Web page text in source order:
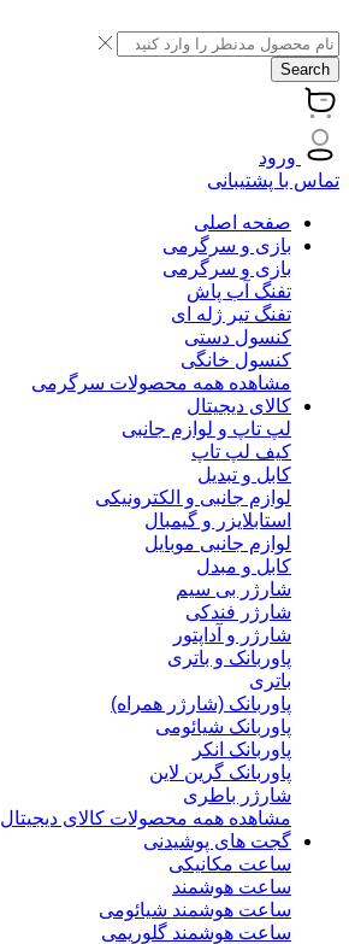
Search
ورود
تماس با پشتیبانی
صفحه اصلی
بازی و سرگرمی
بازی و سرگرمی
تفنگ آب پاش
تفنگ تیر ژله ای
کنسول دستی
کنسول خانگی
مشاهده همه محصولات سرگرمی
کالای دیجیتال
لپ تاپ و لوازم جانبی
کیف لپ تاپ
کابل و تبدیل
لوازم جانبی و الکترونیکی
استابلایزر و گیمبال
لوازم جانبی موبایل
کابل و مبدل
شارژر بی سیم
شارژر فندکی
شارژر و آداپتور
پاوربانک و باتری
باتری
پاوربانک (شارژر همراه)
پاوربانک شیائومی
پاوربانک انکر
پاوربانک گرین لاین
شارژر باطری
مشاهده همه محصولات کالای دیجیتال
گجت های پوشیدنی
ساعت مکانیکی
ساعت هوشمند
ساعت هوشمند شیائومی
ساعت هوشمند گلوریمی